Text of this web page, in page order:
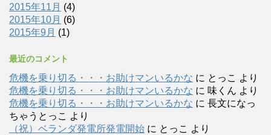
2015年11月 (4)
2015年10月 (6)
2015年9月 (1)
最近のコメント
危機を乗り切る・・・お助けマンいるかな に とっこ より
危機を乗り切る・・・お助けマンいるかな に 味くん より
危機を乗り切る・・・お助けマンいるかな に 長文になっ
ちゃうとっこ より
（祝）ベランダ発電所発電開始 に とっこ より